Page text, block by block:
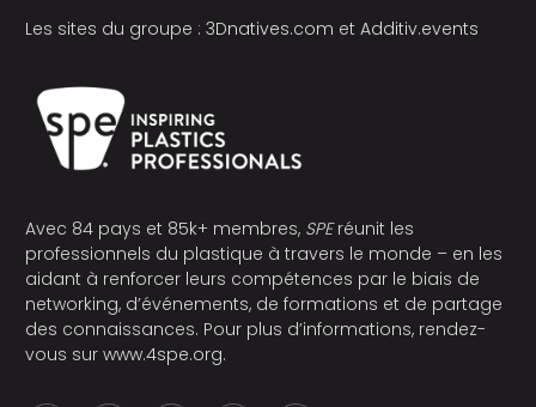
Les sites du groupe : 3Dnatives.com et Additiv.events
Avec 84 pays et 85k+ membres, SPEréunit les
professionnels du plastique à travers le monde – en les
aidant à renforcer leurs compétences par le biais de
networking, d’événements, de formations et de partage
des connaissances. Pour plus d’informations, rendez-
vous sur www.4spe.org.